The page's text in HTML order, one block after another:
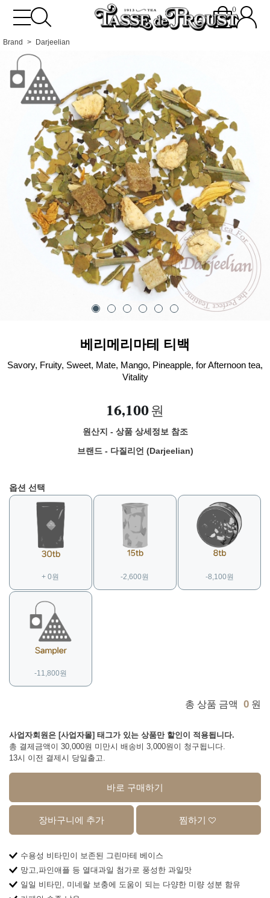
0
Brand Darjeelian
베리메리마테 티백
Savory, Fruity, Sweet, Mate, Mango, Pineapple, for Afternoon tea,
Vitality
16,100원
원산지 - 상품 상세정보 참조
브랜드 - 다질리언 (Darjeelian)
옵션 선택
+ 0원 -2,600원 -8,100원
-11,800원
총 상품 금액 0 원
사업자회원은 [사업자몰] 태그가 있는 상품만 할인이 적용됩니다.
총 결제금액이 30,000원 미만시 배송비 3,000원이 청구됩니다.
13시 이전 결제시 당일출고.
바로 구매하기
장바구니에 추가 찜하기
수용성 비타민이 보존된 그린마테 베이스
망고,파인애플 등 열대과일 첨가로 풍성한 과일맛
일일 비타민, 미네랄 보충에 도움이 되는 다양한 미량 성분 함유